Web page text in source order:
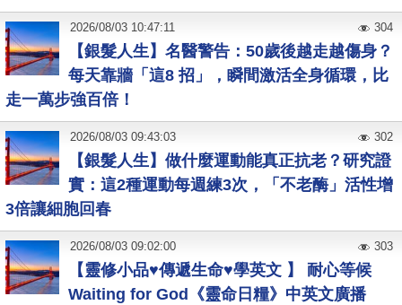
【銀髮人生】名醫警告：50歲後越走越傷身？
每天靠牆「這8 招」，瞬間激活全身循環，比
走一萬步強百倍！
2026/08/03 10:47:11 304
【銀髮人生】做什麼運動能真正抗老？研究證
實：這2種運動每週練3次，「不老酶」活性增
3倍讓細胞回春
2026/08/03 09:43:03 302
【靈修小品♥傳遞生命♥學英文 】 耐心等候
Waiting for God《靈命日糧》中英文廣播
2026/08/03 09:02:00 303